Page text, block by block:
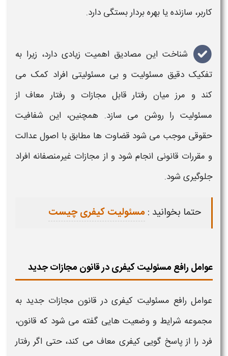
کاربر، سازنده یا بهره بردار بستگی دارد.
شناخت این مصادیق اهمیت زیادی دارد، زیرا به
تفکیک دقیق مسئولیت و بی مسئولیتیافراد کمک می
کند و مرز میان رفتار قابل مجازات و رفتار معاف از
مسئولیت را روشن می سازد. همچنین، این شفافیت
حقوقی موجب می شود قضاوت ها مطابق با اصول عدالت
و مقررات قانونی انجام شود و از مجازات غیرمنصفانه افراد
جلوگیری شود.
حتما بخوانید :مسئولیت کیفری چیست
عوامل رافع مسئولیت کیفری در قانون مجازات جدید
عوامل رافع مسئولیت کیفری در قانون مجازات جدید به
مجموعه شرایط و وضعیت هایی گفته می شود که قانون،
فرد را از پاسخ گویی کیفری معاف می کند، حتی اگر رفتار